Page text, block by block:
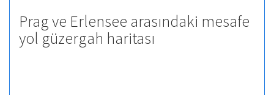
Prag ve Erlensee arasındaki mesafe
yol güzergah haritası